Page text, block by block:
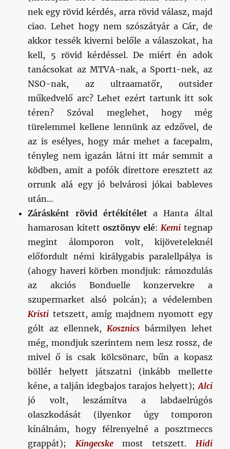
nek egy rövid kérdés, arra rövid válasz, majd
ciao. Lehet hogy nem szószátyár a Cár, de
akkor tessék kiverni belőle a válaszokat, ha
kell, 5 rövid kérdéssel. De miért én adok
tanácsokat az MTVA-nak, a Sport1-nek, az
NSO-nak, az ultraamatőr, outsider
műkedvelő arc? Lehet ezért tartunk itt sok
téren? Szóval meglehet, hogy még
türelemmel kellene lennünk az edzővel, de
az is esélyes, hogy már mehet a facepalm,
tényleg nem igazán látni itt már semmit a
ködben, amit a pofók direttore eresztett az
orrunk alá egy jó belvárosi jókai bableves
után…
Zárásként rövid értékítéleta Hanta által
hamarosan kitettosztönyv elé:Kemi tegnap
megint álomporon volt, kijöveteleknél
előfordult némi királygabis paralellpálya is
(ahogy haveri körben mondjuk: rámozdulás
az akciós Bonduelle konzervekre a
szupermarket alsó polcán); a védelemben
Kristi tetszett, amíg majdnem nyomott egy
gólt az ellennek, Kosznicsbármilyen lehet
még, mondjuk szerintem nem lesz rossz, de
mivel ő is csak kölcsönarc, bűn a kopasz
böllér helyett játszatni (inkább mellette
kéne, a talján idegbajos tarajos helyett);Alci
jó volt, leszámítva a labdaelrúgós
olaszkodását (ilyenkor úgy tomporon
kínálnám, hogy félrenyelné a posztmeccs
grappát); Kingecskemost tetszett. Hidi